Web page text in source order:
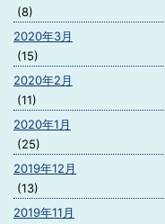
(8)
2020年3月
(15)
2020年2月
(11)
2020年1月
(25)
2019年12月
(13)
2019年11月